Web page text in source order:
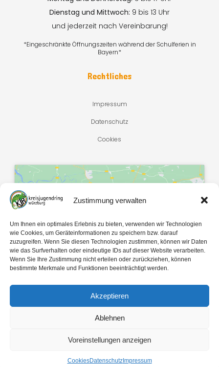
Zustimmung verwalten
Um Ihnen ein optimales Erlebnis zu bieten, verwenden wir Technologien
wie Cookies, um Geräteinformationen zu speichern bzw. darauf
zuzugreifen. Wenn Sie diesen Technologien zustimmen, können wir Daten
wie das Surfverhalten oder eindeutige IDs auf dieser Website verarbeiten.
Wenn Sie Ihre Zustimmung nicht erteilen oder zurückziehen, können
bestimmte Merkmale und Funktionen beeinträchtigt werden.
Akzeptieren
Ablehnen
Voreinstellungen anzeigen
CookiesDatenschutzImpressum
Dienstag und Mittwoch: 9 bis 13 Uhr
und jederzeit nach Vereinbarung!
*Eingeschränkte Öffnungszeiten während der Schulferien in
Bayern*
Rechtliches
Impressum
Datenschutz
Cookies
Klicke hier, um Marketing-Cookies zu
akzeptieren und diesen Inhalt zu
aktivieren
Copyright © 2026